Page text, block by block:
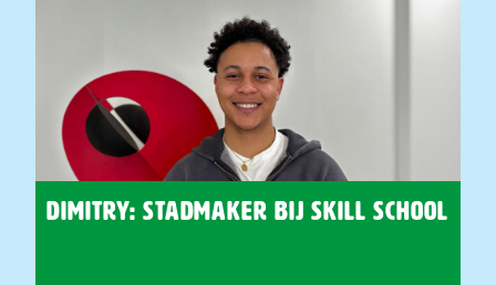
Dimitry: Stadmaker bij Skill School